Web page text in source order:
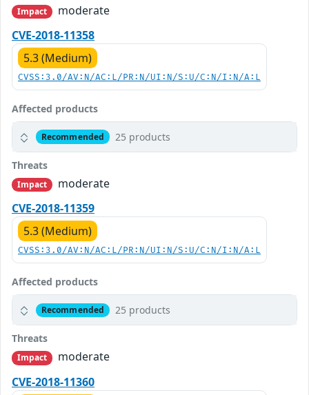
Impact
moderate
CVE-2018-11358
5.3 (Medium)
CVSS:3.0/AV:N/AC:L/PR:N/UI:N/S:U/C:N/I:N/A:L
Affected products
Recommended 25 products
Threats
Impact
moderate
CVE-2018-11359
5.3 (Medium)
CVSS:3.0/AV:N/AC:L/PR:N/UI:N/S:U/C:N/I:N/A:L
Affected products
Recommended 25 products
Threats
Impact
moderate
CVE-2018-11360